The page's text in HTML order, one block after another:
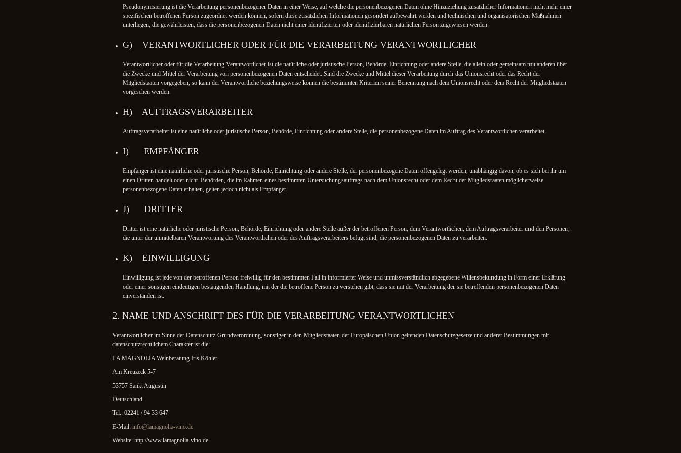
Pseudonymisierung ist die Verarbeitung personenbezogener Daten in einer Weise, auf welche die personenbezogenen Daten ohne Hinzuziehung zusätzlicher Informationen nicht mehr einer
spezifischen betroffenen Person zugeordnet werden können, sofern diese zusätzlichen Informationen gesondert aufbewahrt werden und technischen und organisatorischen Maßnahmen
unterliegen, die gewährleisten, dass die personenbezogenen Daten nicht einer identifizierten oder identifizierbaren natürlichen Person zugewiesen werden.
G) VERANTWORTLICHER ODER FÜR DIE VERARBEITUNG VERANTWORTLICHER
Verantwortlicher oder für die Verarbeitung Verantwortlicher ist die natürliche oder juristische Person, Behörde, Einrichtung oder andere Stelle, die allein oder gemeinsam mit anderen über
die Zwecke und Mittel der Verarbeitung von personenbezogenen Daten entscheidet. Sind die Zwecke und Mittel dieser Verarbeitung durch das Unionsrecht oder das Recht der
Mitgliedstaaten vorgegeben, so kann der Verantwortliche beziehungsweise können die bestimmten Kriterien seiner Benennung nach dem Unionsrecht oder dem Recht der Mitgliedstaaten
vorgesehen werden.
H) AUFTRAGSVERARBEITER
Auftragsverarbeiter ist eine natürliche oder juristische Person, Behörde, Einrichtung oder andere Stelle, die personenbezogene Daten im Auftrag des Verantwortlichen verarbeitet.
I) EMPFÄNGER
Empfänger ist eine natürliche oder juristische Person, Behörde, Einrichtung oder andere Stelle, der personenbezogene Daten offengelegt werden, unabhängig davon, ob es sich bei ihr um
einen Dritten handelt oder nicht. Behörden, die im Rahmen eines bestimmten Untersuchungsauftrags nach dem Unionsrecht oder dem Recht der Mitgliedstaaten möglicherweise
personenbezogene Daten erhalten, gelten jedoch nicht als Empfänger.
J) DRITTER
Dritter ist eine natürliche oder juristische Person, Behörde, Einrichtung oder andere Stelle außer der betroffenen Person, dem Verantwortlichen, dem Auftragsverarbeiter und den Personen,
die unter der unmittelbaren Verantwortung des Verantwortlichen oder des Auftragsverarbeiters befugt sind, die personenbezogenen Daten zu verarbeiten.
K) EINWILLIGUNG
Einwilligung ist jede von der betroffenen Person freiwillig für den bestimmten Fall in informierter Weise und unmissverständlich abgegebene Willensbekundung in Form einer Erklärung
oder einer sonstigen eindeutigen bestätigenden Handlung, mit der die betroffene Person zu verstehen gibt, dass sie mit der Verarbeitung der sie betreffenden personenbezogenen Daten
einverstanden ist.
2. NAME UND ANSCHRIFT DES FÜR DIE VERARBEITUNG VERANTWORTLICHEN
Verantwortlicher im Sinne der Datenschutz-Grundverordnung, sonstiger in den Mitgliedstaaten der Europäischen Union geltenden Datenschutzgesetze und anderer Bestimmungen mit
datenschutzrechtlichem Charakter ist die:
LA MAGNOLIA Weinberatung Iris Köhler
Am Kreuzeck 5-7
53757 Sankt Augustin
Deutschland
Tel.: 02241 / 94 33 647
E-Mail: info@lamagnolia-vino.de
Website: http://www.lamagnolia-vino.de